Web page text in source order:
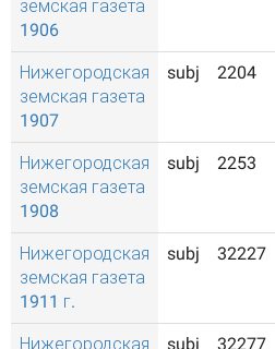
земская газета
1906
Нижегородская
земская газета
1907
subj 2204
Нижегородская
земская газета
1908
subj 2253
Нижегородская
земская газета
1911 г.
subj 32227
Нижегородская subj 32277